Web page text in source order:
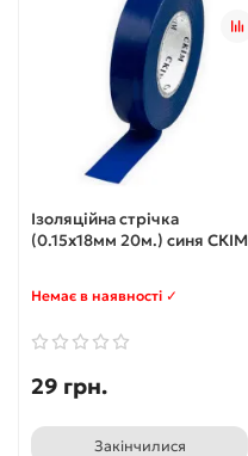
Ізоляційна стрічка
(0.15х18мм 20м.) синя СКІМ
Немає в наявності ✓
29 грн.
Закінчилися